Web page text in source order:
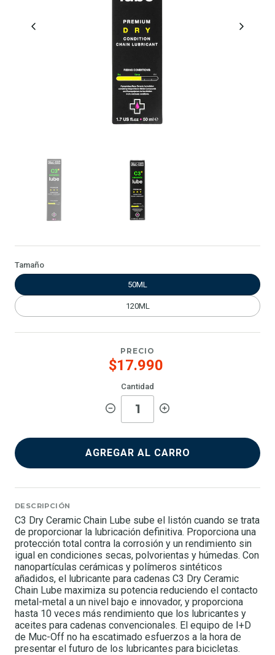
Tamaño
50ML
120ML
PRECIO
$17.990
Cantidad
AGREGAR AL CARRO
DESCRIPCIÓN
C3 Dry Ceramic Chain Lube sube el listón cuando se trata
de proporcionar la lubricación definitiva. Proporciona una
protección total contra la corrosión y un rendimiento sin
igual en condiciones secas, polvorientas y húmedas. Con
nanopartículas cerámicas y polímeros sintéticos
añadidos, el lubricante para cadenas C3 Dry Ceramic
Chain Lube maximiza su potencia reduciendo el contacto
metal-metal a un nivel bajo e innovador, y proporciona
hasta 10 veces más rendimiento que los lubricantes y
aceites para cadenas convencionales. El equipo de I+D
de Muc-Off no ha escatimado esfuerzos a la hora de
presentar el futuro de los lubricantes para bicicletas.